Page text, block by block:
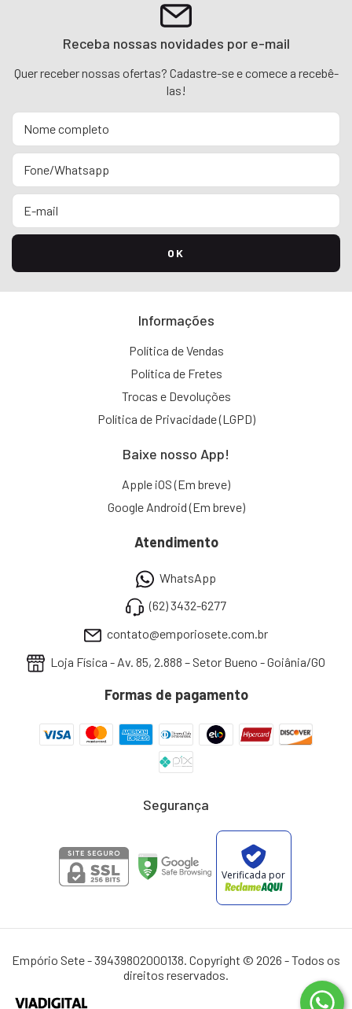
Receba nossas novidades por e-mail
Quer receber nossas ofertas? Cadastre-se e comece a recebê-
las!
Informações
Política de Vendas
Política de Fretes
Trocas e Devoluções
Política de Privacidade (LGPD)
Baixe nosso App!
Apple iOS (Em breve)
Google Android (Em breve)
Atendimento
WhatsApp
(62) 3432-6277
contato@emporiosete.com.br
Loja Física - Av. 85, 2.888 – Setor Bueno - Goiânia/GO
Formas de pagamento
Segurança
Verificada por
Empório Sete - 39439802000138. Copyright © 2026 - Todos os
direitos reservados.